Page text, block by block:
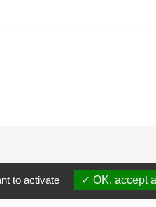
to activate OK, accept all